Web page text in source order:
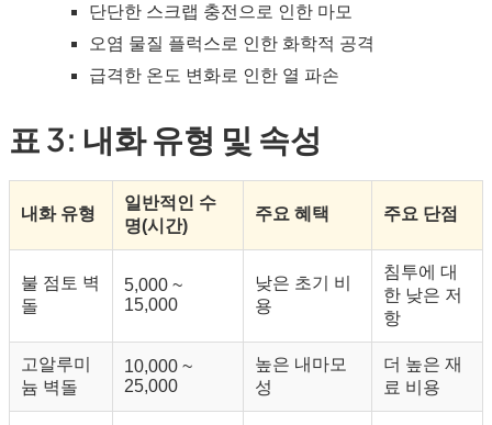
단단한 스크랩 충전으로 인한 마모
오염 물질 플럭스로 인한 화학적 공격
급격한 온도 변화로 인한 열 파손
표 3: 내화 유형 및 속성
내화 유형
일반적인 수
명(시간)
주요 혜택 주요 단점
불 점토 벽
돌
5,000 ~
15,000
낮은 초기 비
용
침투에 대
한 낮은 저
항
고알루미
늄 벽돌
10,000 ~
25,000
높은 내마모
성
더 높은 재
료 비용